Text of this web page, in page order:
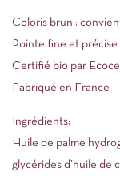
Coloris brun :
Pointe fine et précise
Certifié bio par
Fabriqué en France
Ingrédients:
Huile de palme
glycérides d’huile de